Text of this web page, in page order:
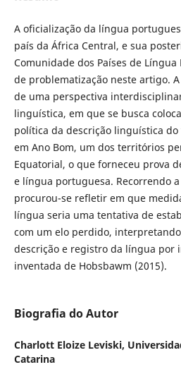
A oficialização da língua
país da África Central, e sua
Comunidade dos Países de
de problematização neste artigo.
de uma perspectiva
linguística, em que se busca
política da descrição linguística do
em Ano Bom, um dos territórios
Equatorial, o que forneceu prova
e língua portuguesa. Recorrendo
procurou-se refletir em que
língua seria uma tentativa de
com um elo perdido,
descrição e registro da língua por
inventada de Hobsbawm (2015).
Biografia do Autor
Charlott Eloize Leviski,
Catarina